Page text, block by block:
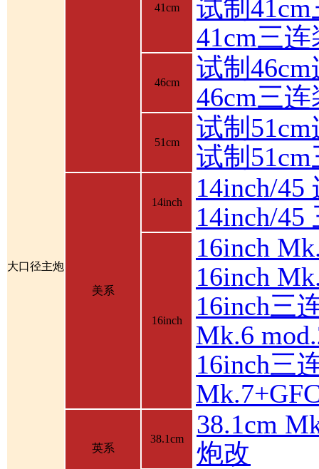
大口径主炮
41cm
试制
41cm三
46cm
试制
46cm三
51cm
试制
试制
美系
14inch
14inch/45
14inch/45
16inch
16inch
16inch
16inch三
Mk.6
16inch三
英系
38.1cm
38.1cm
炮改